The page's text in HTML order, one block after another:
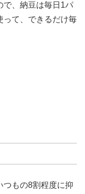
で、納豆は毎日1パ
って、できるだけ毎
つもの8割程度に抑